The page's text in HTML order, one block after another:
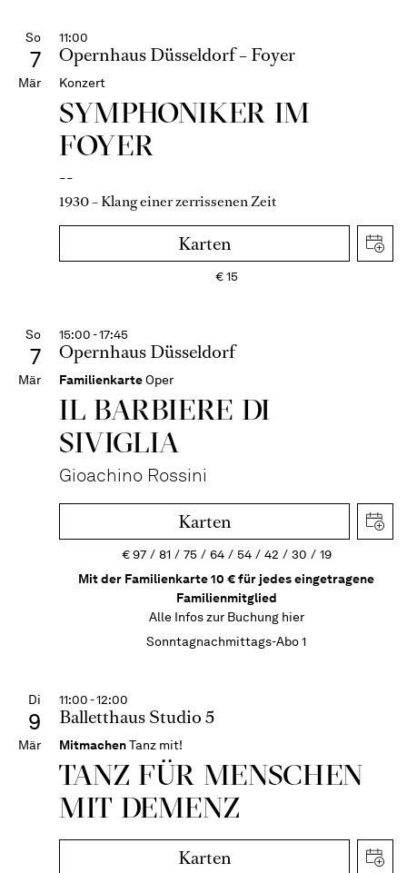
So
7
Mär
11:00
Opernhaus Düsseldorf – Foyer
Konzert
SYMPHONIKER IM
FOYER
--
1930 – Klang einer zerrissenen Zeit
Karten
€15
So
7
Mär
15:00 - 17:45
Opernhaus Düsseldorf
FamilienkarteOper
IL BARBIERE DI
SIVIGLIA
Gioachino Rossini
Karten
€97 81 75 64 54 42 30
19
Mit der Familienkarte 10 € für jedes eingetragene
Familienmitglied
Alle Infos zur Buchung hier
Sonntagnachmittags-Abo 1
Di
9
Mär
11:00 - 12:00
Balletthaus Studio 5
MitmachenTanz mit!
TANZ FÜR MENSCHEN
MIT DEMENZ
Karten